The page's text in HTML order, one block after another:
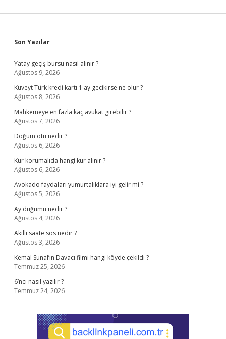
Sidebar
Son Yazılar
Yatay geçiş bursu nasıl alınır ?
Ağustos 9, 2026
Kuveyt Türk kredi kartı 1 ay gecikirse ne olur ?
Ağustos 8, 2026
Mahkemeye en fazla kaç avukat girebilir ?
Ağustos 7, 2026
Doğum otu nedir ?
Ağustos 6, 2026
Kur korumalıda hangi kur alınır ?
Ağustos 6, 2026
Avokado faydaları yumurtalıklara iyi gelir mi ?
Ağustos 5, 2026
Ay düğümü nedir ?
Ağustos 4, 2026
Akıllı saate sos nedir ?
Ağustos 3, 2026
Kemal Sunal’ın Davacı filmi hangi köyde çekildi ?
Temmuz 25, 2026
6’ncı nasıl yazılır ?
Temmuz 24, 2026